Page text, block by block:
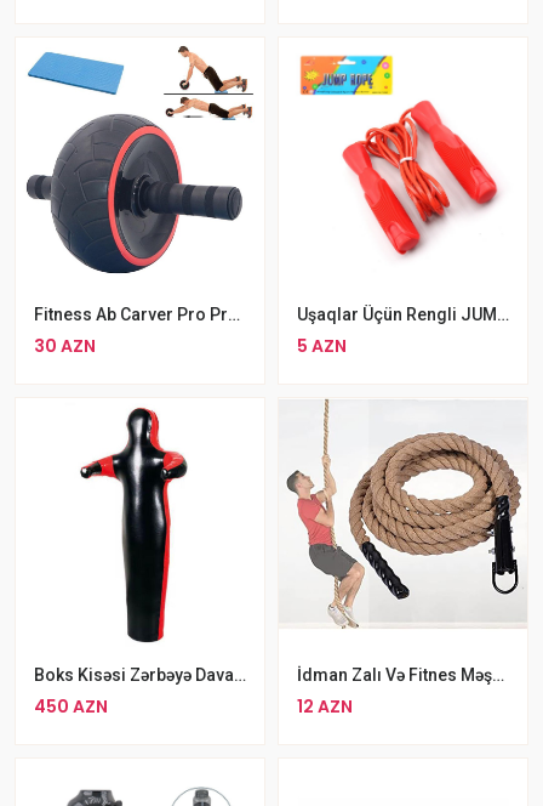
Fitness Ab Carver Pro Press Çarxı
30 AZN
Uşaqlar Üçün Rengli JUMP ROPE Plastik Saplı Sadə Atlama İpi
5 AZN
Boks Kisəsi Zərbəyə Davamlı Boks Qruşası
450 AZN
İdman Zalı Və Fitnes Məşqi Üçün Dırmanma Kəndiri Kanat
12 AZN